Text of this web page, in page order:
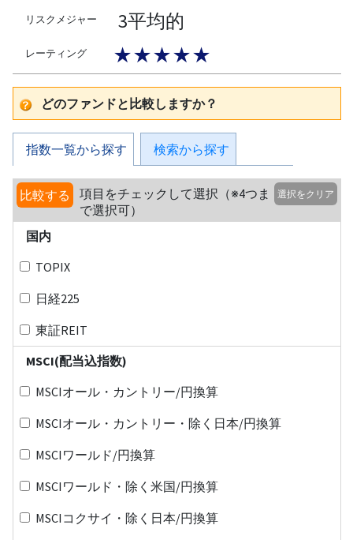
リスクメジャー 3平均的
レーティング ★★★★★
どのファンドと比較しますか？
指数一覧から探す 検索から探す
比較する
項目をチェックして選択（※4つま
で選択可）
選択をクリア
国内
TOPIX
日経225
東証REIT
MSCI(配当込指数)
MSCIオール・カントリー/円換算
MSCIオール・カントリー・除く日本/円換算
MSCIワールド/円換算
MSCIワールド・除く米国/円換算
MSCIコクサイ・除く日本/円換算